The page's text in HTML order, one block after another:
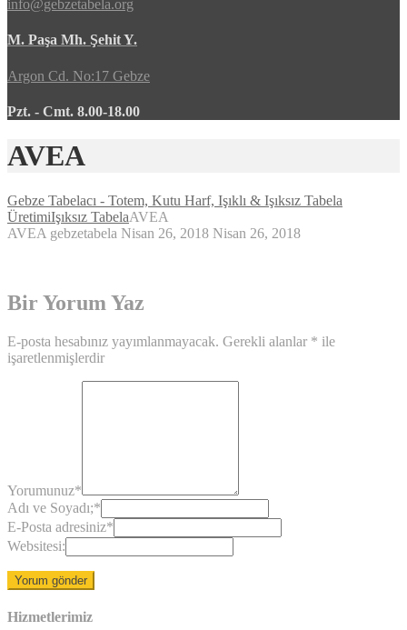
info@gebzetabela.org
M. Paşa Mh. Şehit Y.
Argon Cd. No:17 Gebze
Pzt. - Cmt. 8.00-18.00
AVEA
Gebze Tabelacı - Totem, Kutu Harf, Işıklı & Işıksız Tabela
ÜretimiIşıksız TabelaAVEA
AVEA gebzetabela Nisan 26, 2018 Nisan 26, 2018
Bir Yorum Yaz
E-posta hesabınız yayımlanmayacak. Gerekli alanlar * ile
işaretlenmişlerdir
Yorumunuz*
Adı ve Soyadı;*
E-Posta adresiniz*
Websitesi:
Hizmetlerimiz